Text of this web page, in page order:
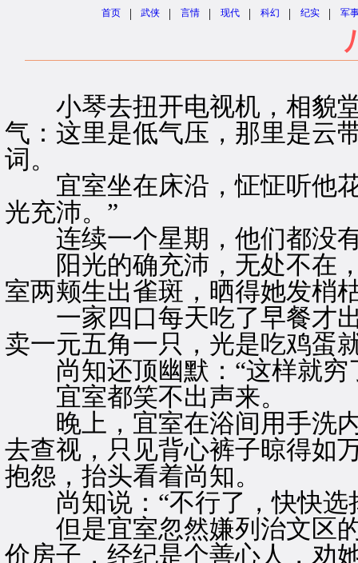
首页 | 武侠 | 言情 | 现代 | 科幻 | 纪实 | 军
小琴去扭开电视机，相貌堂
气：这里是低气压，那里是云
词。
宜室坐在床沿，怔怔听他花
光充沛。”
连续一个星期，他们都没
阳光的确充沛，无处不在，
室两颊生出雀斑，晒得她发梢
一家四口每天吃了早餐才出
卖一元五角一只，光是吃鸡蛋
尚知还顶幽默：“这样就穷
宜室都笑不出声来。
晚上，宜室在浴间用手洗内
去查视，只见背心裤子晾得如
抱怨，抬头看着尚知。
尚知说：“不行了，快快选
但是宜室忽然嫌列治文区的
价房子，经纪是个善心人，劝